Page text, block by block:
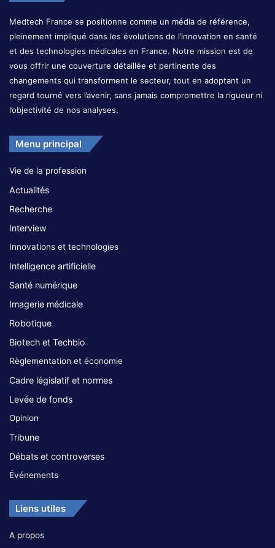
Medtech France se positionne comme un média de référence,
pleinement impliqué dans les évolutions de l’innovation en santé
et des technologies médicales en France. Notre mission est de
vous offrir une couverture détaillée et pertinente des
changements qui transforment le secteur, tout en adoptant un
regard tourné vers l’avenir, sans jamais compromettre la rigueur ni
l’objectivité de nos analyses.
Menu principal
Vie de la profession
Actualités
Recherche
Interview
Innovations et technologies
Intelligence artificielle
Santé numérique
Imagerie médicale
Robotique
Biotech et Techbio
Règlementation et économie
Cadre législatif et normes
Levée de fonds
Opinion
Tribune
Débats et controverses
Événements
Liens utiles
A propos